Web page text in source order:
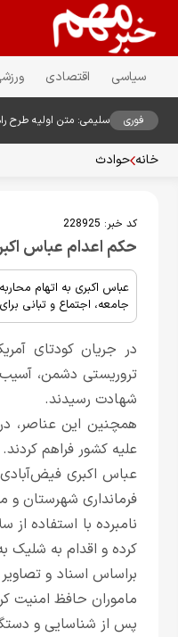
سیاسی اقتصادی
فوری سلیمی: متن اولیه طرح
خانه حوادث
کد خبر: 228925
حکم اعدام عباس اکبری
عباس اکبری به اتهام
جامعه، اجتماع و تبانی
در جریان کودتای
تروریستی دشمن،
شهادت رسیدند.
همچنین این عناصر،
علیه کشور فراهم کردند.
عباس اکبری
فرمانداری شهرستان و
نامبرده با استفاده
کرده و اقدام به
براساس اسناد و
ماموران حافظ امنیت
پس از شناسایی و